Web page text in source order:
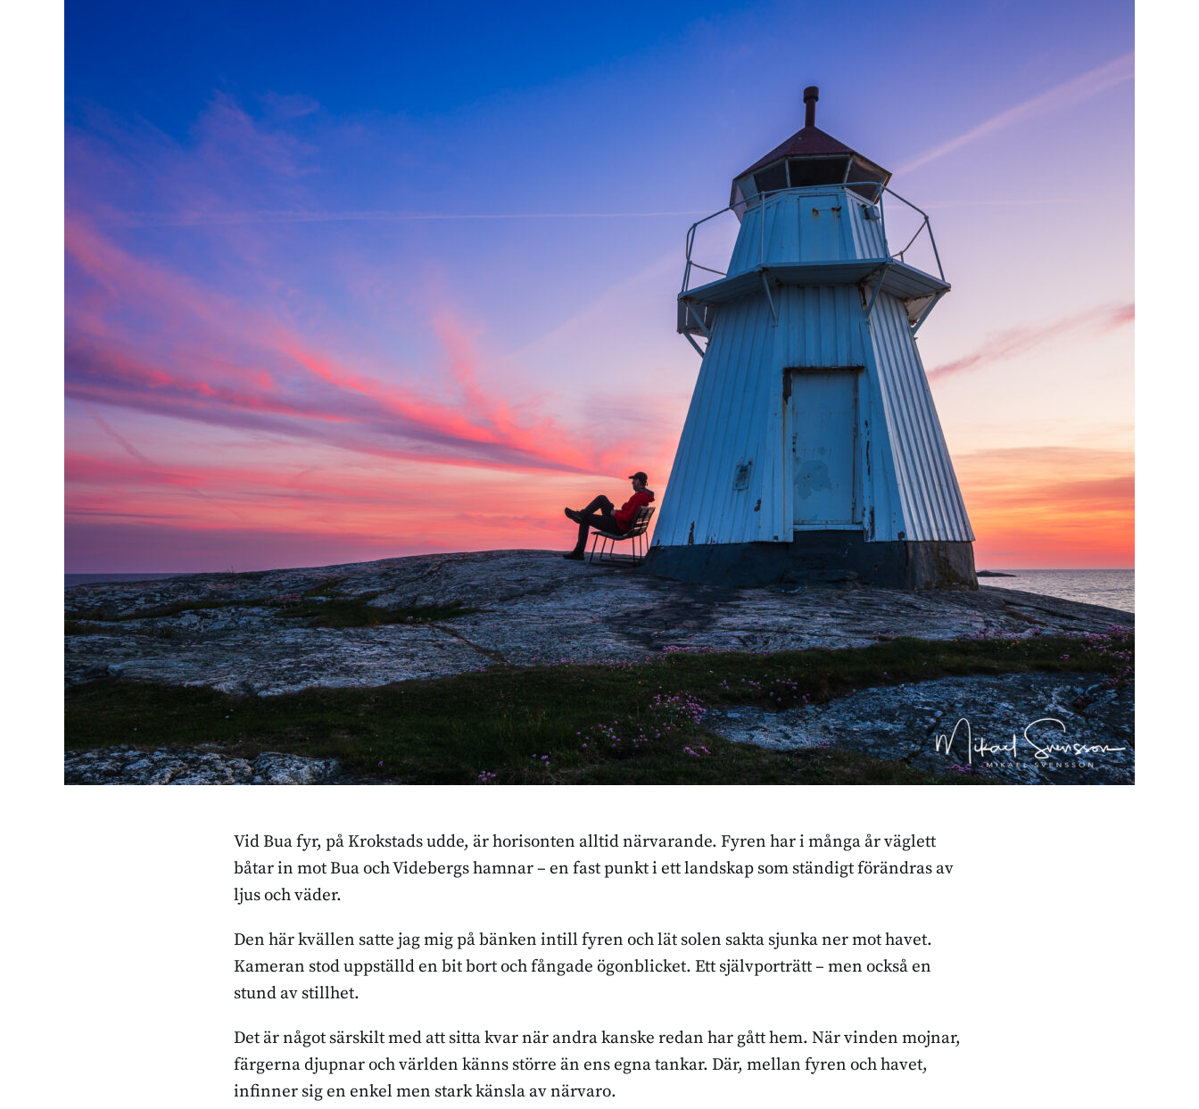
Vid Bua fyr, på Krokstads udde, är horisonten alltid närvarande. Fyren har i många år väglett
båtar in mot Bua och Videbergs hamnar – en fast punkt i ett landskap som ständigt förändras av
ljus och väder.
Den här kvällen satte jag mig på bänken intill fyren och lät solen sakta sjunka ner mot havet.
Kameran stod uppställd en bit bort och fångade ögonblicket. Ett självporträtt – men också en
stund av stillhet.
Det är något särskilt med att sitta kvar när andra kanske redan har gått hem. När vinden mojnar,
färgerna djupnar och världen känns större än ens egna tankar. Där, mellan fyren och havet,
infinner sig en enkel men stark känsla av närvaro.